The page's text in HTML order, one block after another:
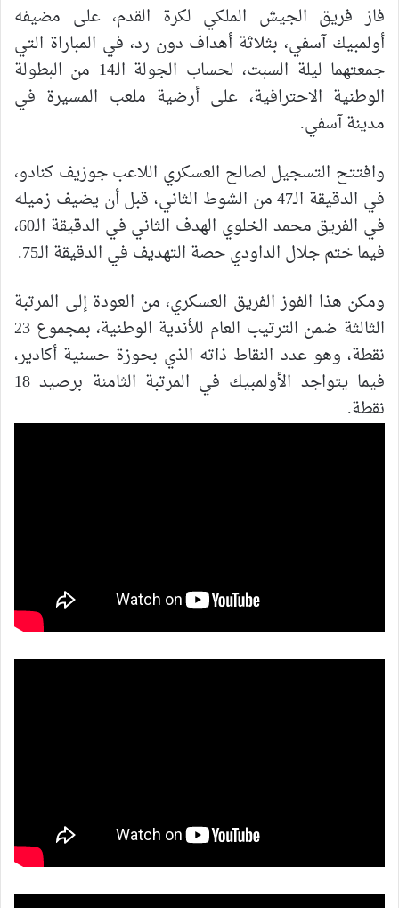
فاز فريق الجيش الملكي لكرة القدم، على مضيفه
أولمبيك آسفي، بثلاثة أهداف دون رد، في المباراة التي
جمعتهما ليلة السبت، لحساب الجولة الـ14 من البطولة
الوطنية الاحترافية، على أرضية ملعب المسيرة في
مدينة آسفي.
وافتتح التسجيل لصالح العسكري اللاعب جوزيف كنادو،
في الدقيقة الـ47 من الشوط الثاني، قبل أن يضيف زميله
في الفريق محمد الخلوي الهدف الثاني في الدقيقة الـ60،
فيما ختم جلال الداودي حصة التهديف في الدقيقة الـ75.
ومكن هذا الفوز الفريق العسكري، من العودة إلى المرتبة
الثالثة ضمن الترتيب العام للأندية الوطنية، بمجموع 23
نقطة، وهو عدد النقاط ذاته الذي بحوزة حسنية أكادير،
فيما يتواجد الأولمبيك في المرتبة الثامنة برصيد 18
نقطة.